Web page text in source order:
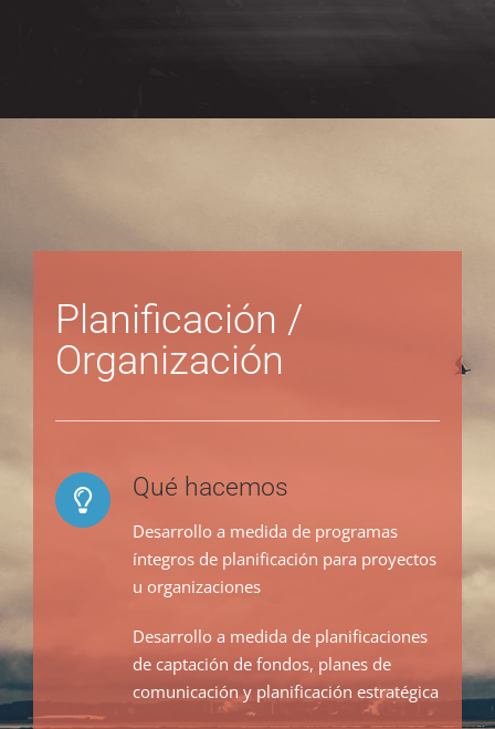
Planificación /
Organización
Qué hacemos
Desarrollo a medida de programas
íntegros de planificación para proyectos
u organizaciones
Desarrollo a medida de planificaciones
de captación de fondos, planes de
comunicación y planificación estratégica